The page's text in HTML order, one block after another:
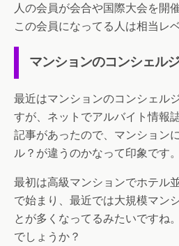
人の会員が会合や国際大会を開
この会員になってる人は相当レ
マンションのコンシェル
最近はマンションのコンシェル
すが、ネットでアルバイト情報
記事があったので、マンション
ル？が違うのかなって印象です。
最初は高級マンションでホテル
で始まり、最近では大規模マン
とが多くなってるみたいですね
でしょうか？